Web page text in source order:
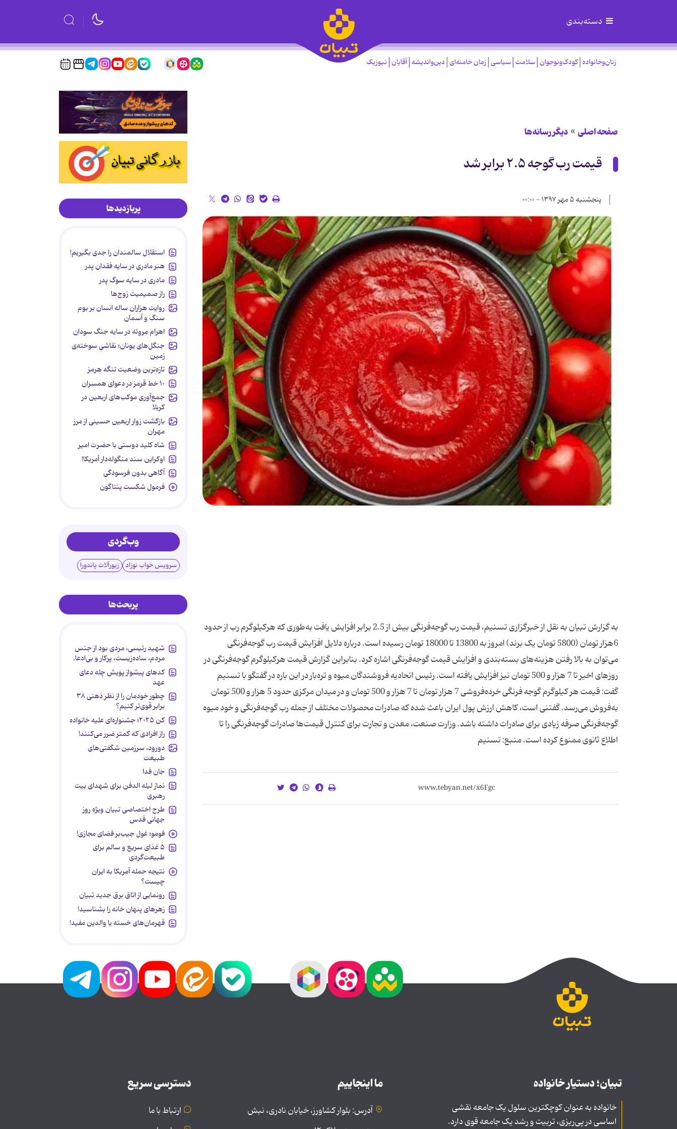
دسته‌بندی
زنان‌وخانواده کودک‌ونوجوان سلامت سیاسی زمان خامنه‌ای دین‌واندیشه آقایان نیوزیک
صفحه اصلی دیگر رسانه‌ها
قیمت رب گوجه ۲.۵ برابر شد
پنجشنبه ۵ مهر ۱۳۹۷ - ۰۰:۰۰
به گزارش تبیان به نقل از خبرگزاری تسنیم، قیمت رب گوجه‌فرنگی بیش از 2.5 برابر افزایش یافت به‌طوری که هرکیلوگرم رب از حدود
6هزار تومان (5800 تومان یک برند) امروز به 13800 تا 18000 تومان رسیده است. درباره دلایل افزایش قیمت رب گوجه‌فرنگی
می‌توان به بالا رفتن هزینه‌های بسته‌بندی و افزایش قیمت گوجه‌فرنگی اشاره کرد. بنابراین گزارش قیمت هرکیلوگرم گوجه‌فرنگی در
روزهای اخیر تا 7 هزار و 500 تومان نیز افزایش یافته است. رئیس اتحادیه فروشندگان میوه و تره‌بار در این باره در گفتگو با تسنیم
گفت: قیمت هر کیلوگرم گوجه فرنگی خرده‌فروشی 7 هزار تومان تا 7 هزار و 500 تومان و در میدان مرکزی حدود 5 هزار و 500 تومان
به‌فروش می‌رسد. گفتنی است، کاهش ارزش پول ایران باعث شده که صادرات محصولات مختلف از جمله رب گوجه‌فرنگی و خود میوه
گوجه‌فرنگی صرفه زیادی برای صادرات داشته باشد. وزارت صنعت، معدن و تجارت برای کنترل قیمت‌ها صادرات گوجه‌فرنگی را تا
اطلاع ثانوی ممنوع کرده است. منبع: تسنیم
پربازدیدها
استقلال سالمندان را جدی بگیریم!
هنر مادری در سایه‌ فقدان پدر
مادری در سایه سوگ پدر
راز صمیمیت زوج‌ها
روایت هزاران ساله انسان بر بوم
سنگ و آسمان
اهرام مِروئه در سایه جنگ سودان
جنگل‌های یونان؛ نقاشیِ سوخته‌ی
زمین
تازه‌ترین وضعیت تنگه هرمز
۱۰ خط قرمز در دعوای همسران
جمع‌آوری موکب‌های اربعین در
کربلا
بازگشت زوار اربعین حسینی از مرز
مهران
شاه کلید دوستی با حضرت امیر
اوکراین سند منگوله‌دار آمریکا!
آگاهی بدون فرسودگی
فرمول شکست پنتاگون
وب‌گردی
سرویس خواب نوزاد زیورآلات پاندورا
پربحث‌ها
شهید رئیسی، مردی بود از جنس
مردم، ساده‌زیست، پرکار و بی‌ادعا.
کدهای پیشواز پویش چله دعای
عهد
چطور خودمان را از نظر ذهنی ۳۸
برابر قوی‌تر کنیم؟
کن ۲۰۲۵؛ جشنواره‌ای علیه خانواده
راز افرادی که کمتر ضرر می‌کنند!
دورود، سرزمین شگفتی‌های
طبیعت
جان فدا
نماز لیله الدفن برای شهدای بیت
رهبری
طرح اختصاصی تبیان ویژه روز
جهانی قدس
فومو؛ غول جیب‌بر فضای مجازی!
۵ غذای سریع و سالم برای
طبیعت‌گردی
نتیجه حمله آمریکا به ایران
چیست؟
رونمایی از اتاق برق جدید تبیان
زهرهای پنهان خانه را بشناسید!
قهرمان‌های خسته یا والدین مفید!
تبیان؛ دستیار خانواده
خانواده به عنوان کوچکترین سلول یک جامعه نقشی
اساسی در پی‌ریزی، تربیت و رشد یک جامعه قوی دارد.
ما اینجاییم
آدرس: بلوار کشاورز، خیابان نادری، نبش
دسترسی سریع
ارتباط با ما